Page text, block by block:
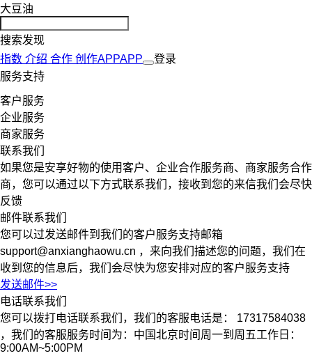
大豆油
搜索发现
指数 介绍 合作 创作APPAPP
登录
服务支持
客户服务
企业服务
商家服务
联系我们
如果您是安享好物的使用客户、企业合作服务商、商家服务合作
商，您可以通过以下方式联系我们，接收到您的来信我们会尽快
反馈
邮件联系我们
您可以过发送邮件到我们的客户服务支持邮箱
support@anxianghaowu.cn ，来向我们描述您的问题，我们在
收到您的信息后，我们会尽快为您安排对应的客户服务支持
发送邮件>>
电话联系我们
您可以拨打电话联系我们，我们的客服电话是： 17317584038
，我们的客服服务时间为：中国北京时间周一到周五工作日：
9:00AM~5:00PM